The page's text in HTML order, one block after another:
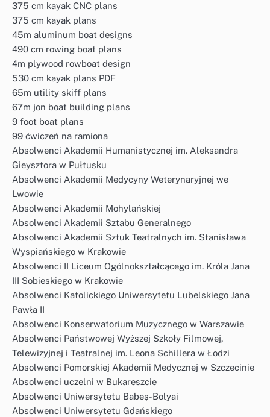
375 cm kayak CNC plans
375 cm kayak plans
45m aluminum boat designs
490 cm rowing boat plans
4m plywood rowboat design
530 cm kayak plans PDF
65m utility skiff plans
67m jon boat building plans
9 foot boat plans
99 ćwiczeń na ramiona
Absolwenci Akademii Humanistycznej im. Aleksandra
Gieysztora w Pułtusku
Absolwenci Akademii Medycyny Weterynaryjnej we
Lwowie
Absolwenci Akademii Mohylańskiej
Absolwenci Akademii Sztabu Generalnego
Absolwenci Akademii Sztuk Teatralnych im. Stanisława
Wyspiańskiego w Krakowie
Absolwenci II Liceum Ogólnokształcącego im. Króla Jana
III Sobieskiego w Krakowie
Absolwenci Katolickiego Uniwersytetu Lubelskiego Jana
Pawła II
Absolwenci Konserwatorium Muzycznego w Warszawie
Absolwenci Państwowej Wyższej Szkoły Filmowej,
Telewizyjnej i Teatralnej im. Leona Schillera w Łodzi
Absolwenci Pomorskiej Akademii Medycznej w Szczecinie
Absolwenci uczelni w Bukareszcie
Absolwenci Uniwersytetu Babeș-Bolyai
Absolwenci Uniwersytetu Gdańskiego